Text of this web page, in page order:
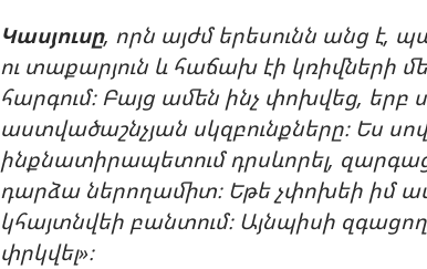
Կասյուսը, որն այժմ երեսունն անց է,
ու տաքարյուն և հաճախ էի կռիվների
հարգում։ Բայց ամեն ինչ փոխվեց, երբ
աստվածաշնչյան սկզբունքները։ Ես
ինքնատիրապետում դրսևորել,
դարձա ներողամիտ։ Եթե չփոխեի իմ
կհայտնվեի բանտում։ Այնպիսի
փրկվել»։